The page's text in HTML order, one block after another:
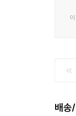
장애
그는
‘장
운영
배송